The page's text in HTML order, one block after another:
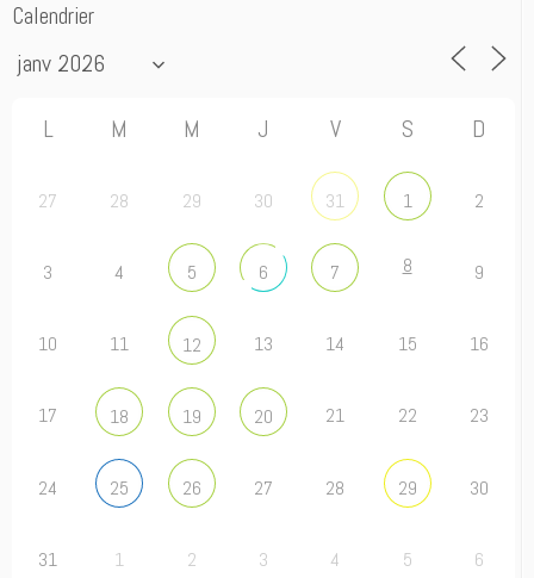
Calendrier
L M M J V S D
27 28 29 30 31 1 2
3 4 5 6 7 8 9
10 11 12 13 14 15 16
17 18 19 20 21 22 23
24 25 26 27 28 29 30
31 1 2 3 4 5 6